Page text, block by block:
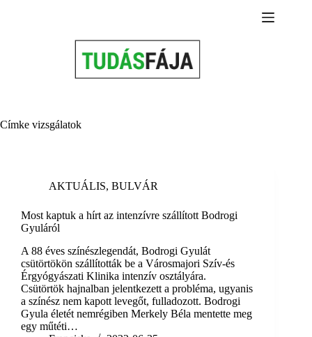
Címke vizsgálatok
AKTUÁLIS, BULVÁR
Most kaptuk a hírt az intenzívre szállított Bodrogi
Gyuláról
A 88 éves színészlegendát, Bodrogi Gyulát
csütörtökön szállították be a Városmajori Szív-és
Érgyógyászati Klinika intenzív osztályára.
Csütörtök hajnalban jelentkezett a probléma, ugyanis
a színész nem kapott levegőt, fulladozott. Bodrogi
Gyula életét nemrégiben Merkely Béla mentette meg
egy műtéti…